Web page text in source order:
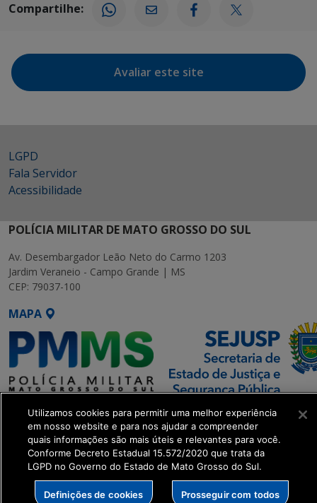
Compartilhe:
Avaliar este site
LGPD
Fala Servidor
Acessibilidade
POLÍCIA MILITAR DE MATO GROSSO DO SUL
Av. Desembargador Leão Neto do Carmo 1203
Jardim Veraneio - Campo Grande | MS
CEP: 79037-100
MAPA
SETDIG | Secretaria-Executiva
de Transformação Digital
get_footer();
Utilizamos cookies para permitir uma melhor experiência
em nosso website e para nos ajudar a compreender
quais informações são mais úteis e relevantes para você.
Conforme Decreto Estadual 15.572/2020 que trata da
LGPD no Governo do Estado de Mato Grosso do Sul.
Definições de cookies Prosseguir com todos